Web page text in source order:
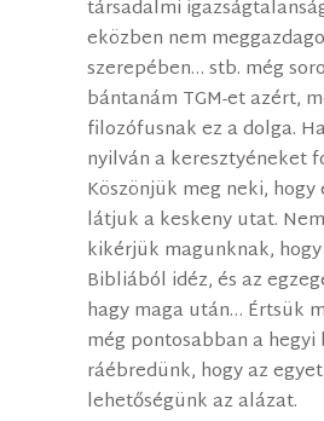
társadalmi
eközben nem
szerepében… stb. még
bántanám TGM-et azért,
filozófusnak ez a dolga.
nyilván a keresztyéneket
Köszönjük meg neki,
látjuk a keskeny utat.
kikérjük magunknak,
Bibliából idéz, és az
hagy maga után… Értsük
még pontosabban a
ráébredünk, hogy az
lehetőségünk az alázat.